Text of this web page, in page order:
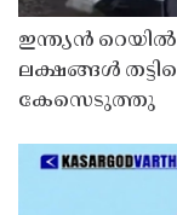
ഇന്ത്യൻ
ലക്ഷങ്ങൾ
കേസെടുത്തു